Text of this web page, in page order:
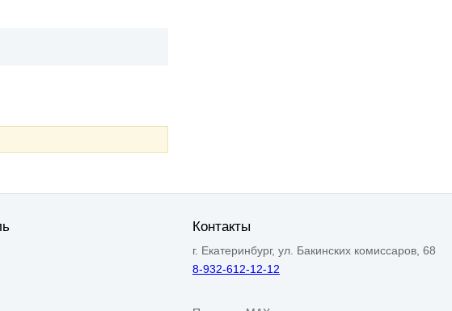
Контакты
г. Екатеринбург, ул. Бакинских комиссаров, 68
8-932-612-12-12